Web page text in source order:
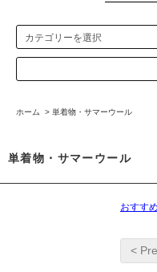
ホーム > 単着物・サマーウール
単着物・サマーウール
おすす
<